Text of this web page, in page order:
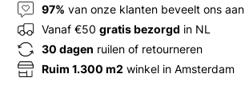
97% van onze klanten beveelt ons aan
Vanaf €50gratis bezorgd in NL
30 dagen ruilen of retourneren
Ruim 1.300 m2 winkel in Amsterdam